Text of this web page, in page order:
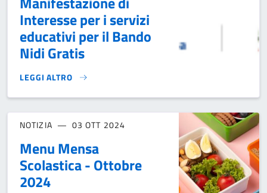
Interesse per i servizi
educativi per il Bando
Nidi Gratis
LEGGI ALTRO
MANIFESTAZIONE DI INTERESSE PER I SERVIZI EDUCATIVI
NOTIZIA 03 OTT 2024
Menu Mensa
Scolastica - Ottobre
2024